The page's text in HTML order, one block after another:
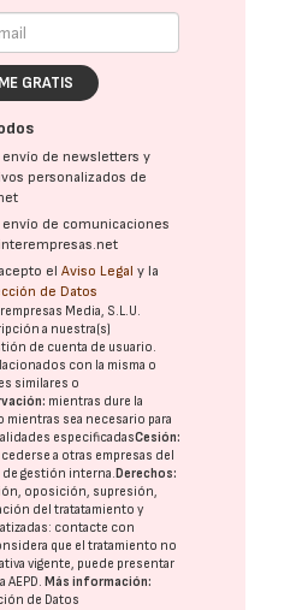
GRATIS
de newsletters y
personalizados de
de comunicaciones
elAviso Legal y la
de Datos
Media, S.L.U.
a nuestra(s)
de cuenta de usuario.
con la misma o
similares o
mientras dure la
mientras sea necesario para
especificadasCesión:
a otras empresas del
gestión interna. Derechos:
oposición, supresión,
del tratatamiento y
contacte con
que el tratamiento no
vigente, puede presentar
AEPD. Más información:
de Datos